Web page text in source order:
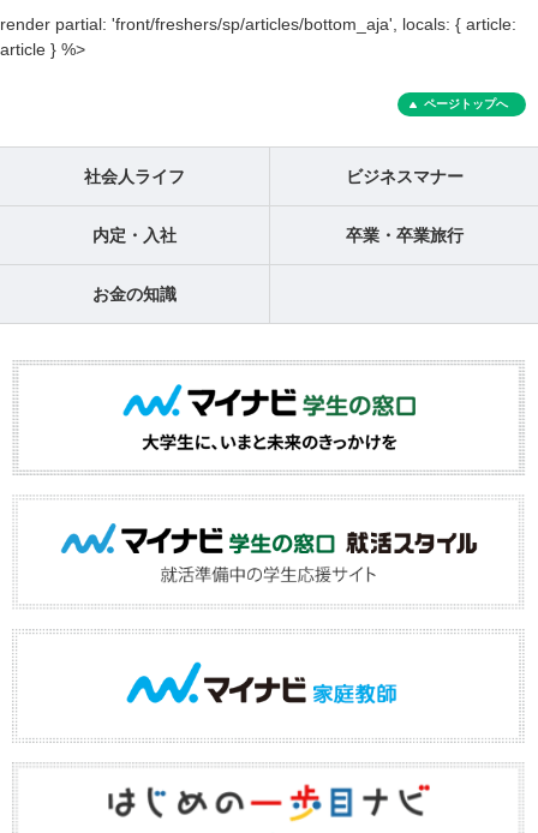
render partial: 'front/freshers/sp/articles/bottom_aja', locals: { article:
article } %>
ページトップへ
社会人ライフ ビジネスマナー
内定・入社 卒業・卒業旅行
お金の知識